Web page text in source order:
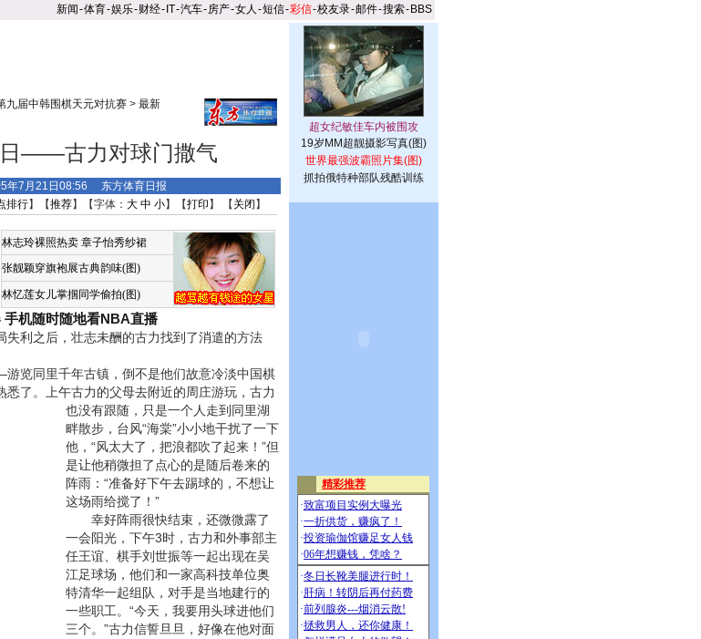
新闻-体育-娱乐-财经- IT-汽车-房产-女人 -短信-彩信-校友录-邮件-搜索- BBS
九届中韩围棋天元对抗赛> 最新
——古力对球门撒气
7月21日08:56 东方体育日报
排行】【推荐】【字体： 大 中 小】【打印 】 【 关闭 】
林志玲裸照热卖 章子怡秀纱裙
张靓颖穿旗袍展古典韵味(图)
林忆莲女儿掌掴同学偷拍(图)
手机随时随地看NBA直播
利之后，壮志未酬的古力找到了消遣的方法
同里千年古镇，倒不是他们故意冷淡中国棋
了。
上午古力的父母去附近的周庄游玩，古力
也没有跟随，只是一个人走到同里湖
畔散步，台风“海棠”小小地干扰了一下
他，“风太大了，把浪都吹了起来！”但
是让他稍微担了点心的是随后卷来的
阵雨：“准备好下午去踢球的，不想让
这场雨给搅了！”
幸好阵雨很快结束，还微微露了
一会阳光，下午3时，古力和外事部主
任王谊、棋手刘世振等一起出现在吴
江足球场，他们和一家高科技单位奥
特清华一起组队，对手是当地建行的
一些职工。“今天，我要用头球进他们
三个。”古力信誓旦旦，好像在他对面
19岁MM超靓摄影写真(图)
世界最强波霸照片集(图)
抓拍俄特种部队残酷训练